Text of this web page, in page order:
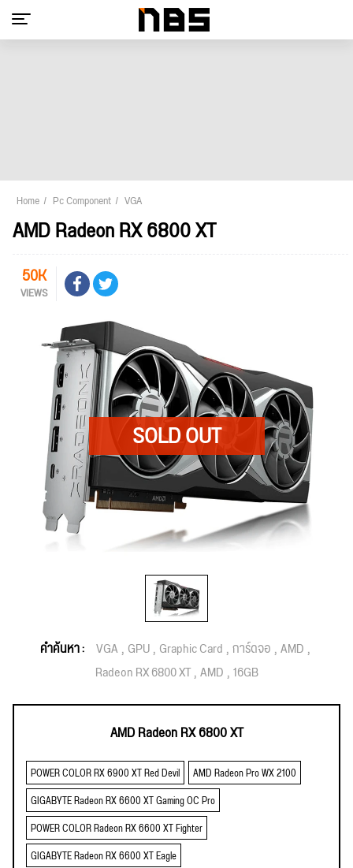
Home Pc Component VGA
AMD Radeon RX 6800 XT
50K
VIEWS
คำค้นหา : VGA GPU Graphic Card การ์ดจอ AMD
Radeon RX 6800 XT AMD 16GB
AMD Radeon RX 6800 XT
POWER COLOR RX 6900 XT Red Devil
AMD Radeon Pro WX 2100
GIGABYTE Radeon RX 6600 XT Gaming OC Pro
POWER COLOR Radeon RX 6600 XT Fighter
GIGABYTE Radeon RX 6600 XT Eagle